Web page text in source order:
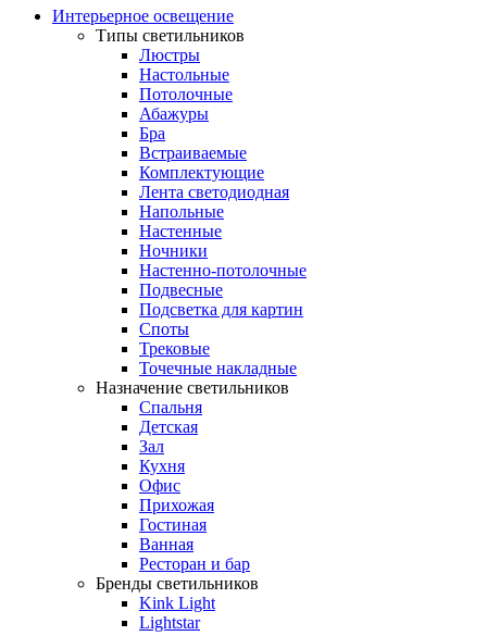
Интерьерное освещение
Типы светильников
Люстры
Настольные
Потолочные
Абажуры
Бра
Встраиваемые
Комплектующие
Лента светодиодная
Напольные
Настенные
Ночники
Настенно-потолочные
Подвесные
Подсветка для картин
Споты
Трековые
Точечные накладные
Назначение светильников
Спальня
Детская
Зал
Кухня
Офис
Прихожая
Гостиная
Ванная
Ресторан и бар
Бренды светильников
Kink Light
Lightstar